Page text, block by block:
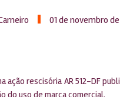
01 de novembro
ação rescisória AR 512-DF
do uso de marca comercial.